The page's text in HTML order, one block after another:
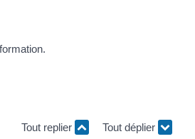
Tout replier Tout déplier